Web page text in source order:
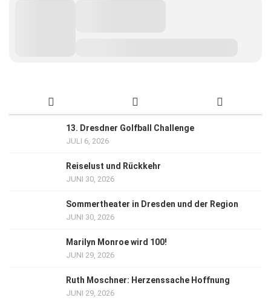
13. Dresdner Golfball Challenge
JULI 6, 2026
Reiselust und Rückkehr
JUNI 30, 2026
Sommertheater in Dresden und der Region
JUNI 30, 2026
Marilyn Monroe wird 100!
JUNI 29, 2026
Ruth Moschner: Herzenssache Hoffnung
JUNI 29, 2026